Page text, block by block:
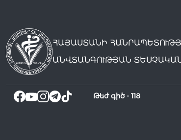
ՀԱՅԱՍՏԱՆԻ
ԱՆՎՏԱՆԳՈՒԹՅԱՆ
Թեժ գիծ - 118